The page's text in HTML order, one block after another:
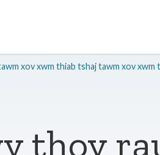
xov xwm thiab tshaj tawm xov xwm
thov